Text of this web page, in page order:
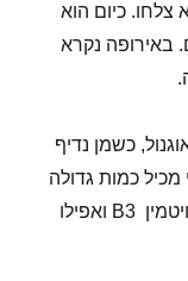
כיום הוא
באירופה נקרא
כשמן נדיף
מכיל כמות גדולה
של אשלגן, סידן, אבץ, ויטמין A , ניאצין (ויטמין B3 ואפילו